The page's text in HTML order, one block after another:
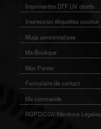
Imprimantes DTF UV objets
Impression étiquettes couleur
Mugs personnalises
Ma Boutique
Mon Panier
Formulaire de contact
Ma commande
RGPD/CGV/Mentions Légales